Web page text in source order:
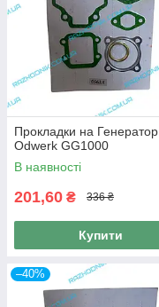
Прокладки на Генератор
Odwerk GG1000
В наявності
201,60 ₴ 336 ₴
Купити
–40%